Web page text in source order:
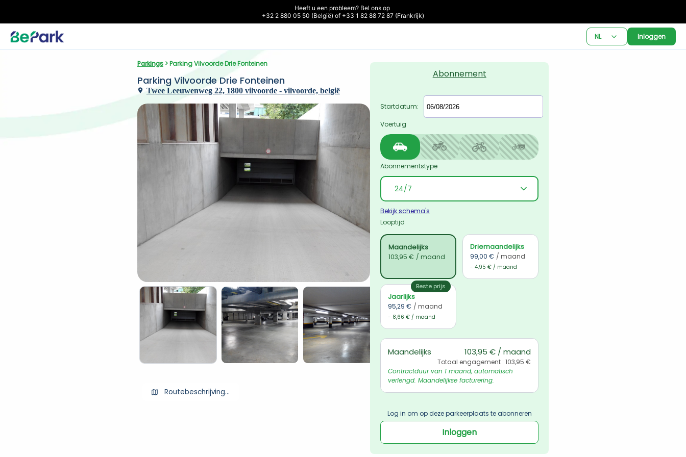
Heeft u een probleem? Bel ons op
+32 2 880 05 50 (België) of +33 1 82 88 72 87 (Frankrijk)
NL Inloggen
Parkings > Parking Vilvoorde Drie Fonteinen
Parking Vilvoorde Drie Fonteinen
Twee Leeuwenweg 22, 1800 vilvoorde - vilvoorde, belgië
Routebeschrijving ophalen
Abonnement
Startdatum:
Voertuig
Abonnementstype
Bekijk schema's
Looptijd
Maandelijks
103,95 € / maand
Driemaandelijks
99,00 € / maand
- 4,95 € / maand
Beste prijs
Jaarlijks
95,29 € / maand
- 8,66 € / maand
Maandelijks 103,95 € / maand
Totaal engagement : 103,95 €
Contractduur van 1 maand, automatisch
verlengd. Maandelijkse facturering.
Log in om op deze parkeerplaats te abonneren
Inloggen